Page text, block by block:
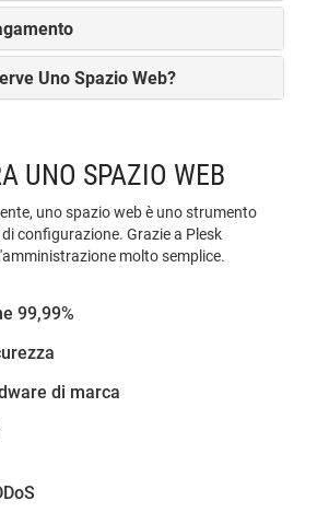
Uno Spazio Web?
UNO SPAZIO WEB
uno spazio web è uno strumento
configurazione. Grazie a Plesk
molto semplice.
99,99%
di marca